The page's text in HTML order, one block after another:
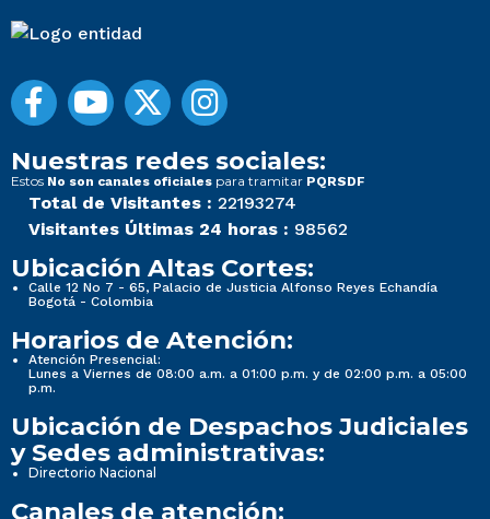
Nuestras redes sociales:
Estos No son canales oficiales para tramitar PQRSDF
Total de Visitantes : 22193274
Visitantes Últimas 24 horas : 98562
Ubicación Altas Cortes:
Calle 12 No 7 - 65, Palacio de Justicia Alfonso Reyes Echandía
Bogotá - Colombia
Horarios de Atención:
Atención Presencial:
Lunes a Viernes de 08:00 a.m. a 01:00 p.m. y de 02:00 p.m. a 05:00
p.m.
Ubicación de Despachos Judiciales
y Sedes administrativas:
Directorio Nacional
Canales de atención: